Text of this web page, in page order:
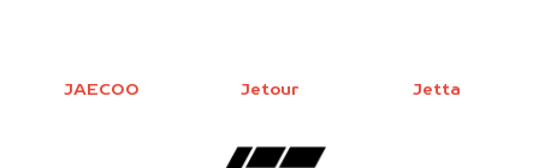
JAECOO Jetour Jetta